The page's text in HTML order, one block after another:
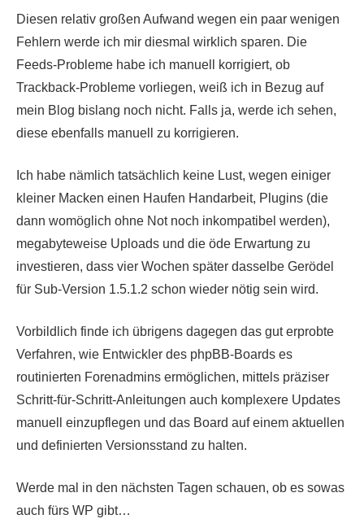
Diesen relativ großen Aufwand wegen ein paar wenigen
Fehlern werde ich mir diesmal wirklich sparen. Die
Feeds-Probleme habe ich manuell korrigiert, ob
Trackback-Probleme vorliegen, weiß ich in Bezug auf
mein Blog bislang noch nicht. Falls ja, werde ich sehen,
diese ebenfalls manuell zu korrigieren.
Ich habe nämlich tatsächlich keine Lust, wegen einiger
kleiner Macken einen Haufen Handarbeit, Plugins (die
dann womöglich ohne Not noch inkompatibel werden),
megabyteweise Uploads und die öde Erwartung zu
investieren, dass vier Wochen später dasselbe Gerödel
für Sub-Version 1.5.1.2 schon wieder nötig sein wird.
Vorbildlich finde ich übrigens dagegen das gut erprobte
Verfahren, wie Entwickler des phpBB-Boards es
routinierten Forenadmins ermöglichen, mittels präziser
Schritt-für-Schritt-Anleitungen auch komplexere Updates
manuell einzupflegen und das Board auf einem aktuellen
und definierten Versionsstand zu halten.
Werde mal in den nächsten Tagen schauen, ob es sowas
auch fürs WP gibt…